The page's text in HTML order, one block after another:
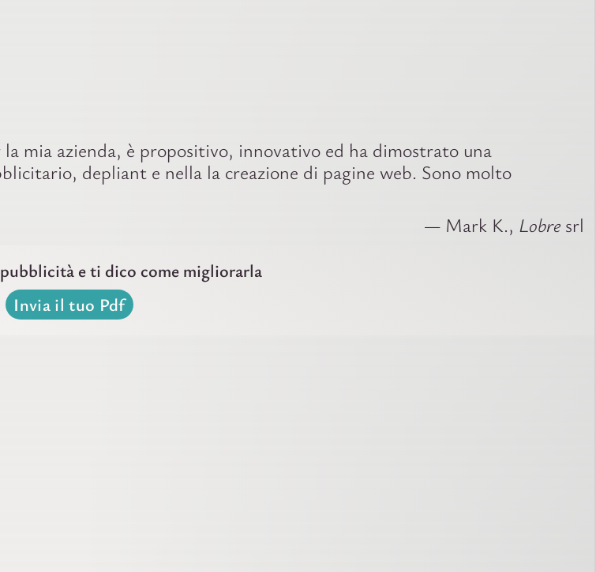
mia azienda, è propositivo, innovativo ed ha dimostrato una
depliant e nella la creazione di pagine web. Sono molto
— Mark K., Lobre srl
e ti dico come migliorarla
Invia il tuo Pdf